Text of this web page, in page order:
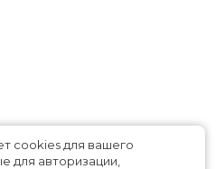
cookies для вашего
для авторизации,